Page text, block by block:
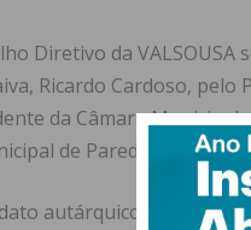
Diretivo da
Ricardo Cardoso,
da Câmara
de Paredes,
autárquico, o